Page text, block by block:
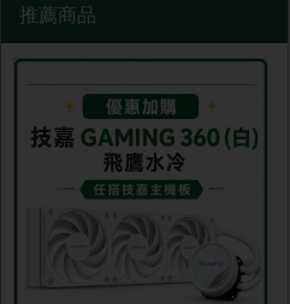
推薦商品